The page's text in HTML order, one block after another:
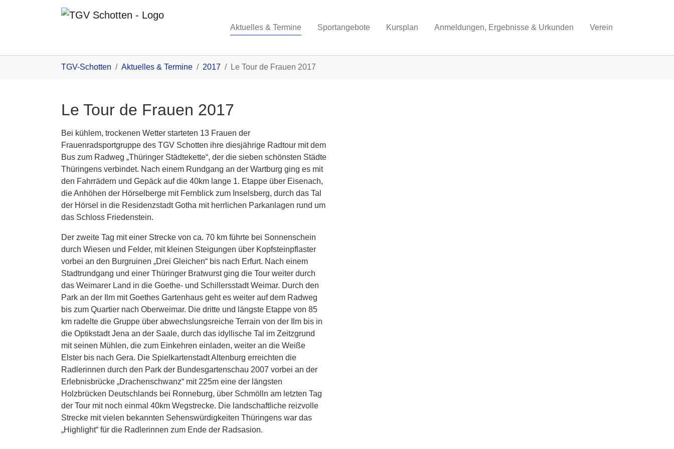
Aktuelles & Termine Sportangebote Kursplan Anmeldungen, Ergebnisse & Urkunden Verein
TGV-Schotten Aktuelles & Termine 2017 Le Tour de Frauen 2017
Le Tour de Frauen 2017
Bei kühlem, trockenen Wetter starteten 13 Frauen der
Frauenradsportgruppe des TGV Schotten ihre diesjährige Radtour mit dem
Bus zum Radweg „Thüringer Städtekette“, der die sieben schönsten Städte
Thüringens verbindet. Nach einem Rundgang an der Wartburg ging es mit
den Fahrrädern und Gepäck auf die 40km lange 1. Etappe über Eisenach,
die Anhöhen der Hörselberge mit Fernblick zum Inselsberg, durch das Tal
der Hörsel in die Residenzstadt Gotha mit herrlichen Parkanlagen rund um
das Schloss Friedenstein.
Der zweite Tag mit einer Strecke von ca. 70 km führte bei Sonnenschein
durch Wiesen und Felder, mit kleinen Steigungen über Kopfsteinpflaster
vorbei an den Burgruinen „Drei Gleichen“ bis nach Erfurt. Nach einem
Stadtrundgang und einer Thüringer Bratwurst ging die Tour weiter durch
das Weimarer Land in die Goethe- und Schillersstadt Weimar. Durch den
Park an der Ilm mit Goethes Gartenhaus geht es weiter auf dem Radweg
bis zum Quartier nach Oberweimar. Die dritte und längste Etappe von 85
km radelte die Gruppe über abwechslungsreiche Terrain von der Ilm bis in
die Optikstadt Jena an der Saale, durch das idyllische Tal im Zeitzgrund
mit seinen Mühlen, die zum Einkehren einladen, weiter an die Weiße
Elster bis nach Gera. Die Spielkartenstadt Altenburg erreichten die
Radlerinnen durch den Park der Bundesgartenschau 2007 vorbei an der
Erlebnisbrücke „Drachenschwanz“ mit 225m eine der längsten
Holzbrücken Deutschlands bei Ronneburg, über Schmölln am letzten Tag
der Tour mit noch einmal 40km Wegstrecke. Die landschaftliche reizvolle
Strecke mit vielen bekannten Sehenswürdigkeiten Thüringens war das
„Highlight“ für die Radlerinnen zum Ende der Radsasion.